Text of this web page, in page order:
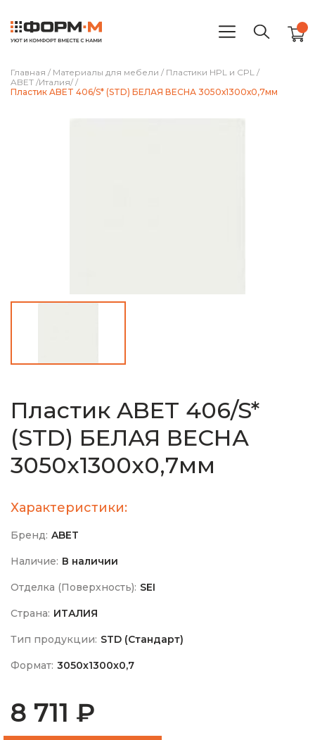
Главная / Материалы для мебели / Пластики HPL и CPL /
ABET /Италия/ /
Пластик ABET 406/S* (STD) БЕЛАЯ ВЕСНА 3050х1300х0,7мм
Пластик ABET 406/S*
(STD) БЕЛАЯ ВЕСНА
3050х1300х0,7мм
Характеристики:
Бренд: ABET
Наличие: В наличии
Отделка (Поверхность): SEI
Страна: ИТАЛИЯ
Тип продукции: STD (Стандарт)
Формат: 3050х1300х0,7
8 711 ₽